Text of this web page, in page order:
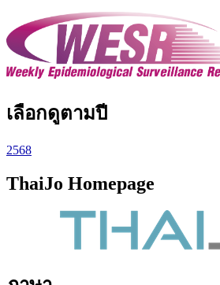
เลือกดูตามปี
2568
ThaiJo Homepage